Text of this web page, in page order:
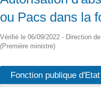
ou Pacs dans la
Vérifié le 06/09/2022 - Direction
(Première ministre)
Fonction publique